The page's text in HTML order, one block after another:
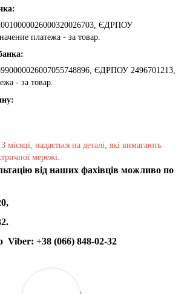
ЄДРПОУ
платежа - за товар.
ЄДРПОУ 2496701213,
- за товар.
місяці, надається на деталі, які вимагають
мережі.
від наших фахівців можливо по
Viber: +38 (066) 848-02-32